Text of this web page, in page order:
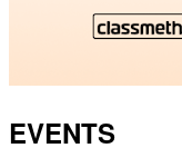
EVENTS